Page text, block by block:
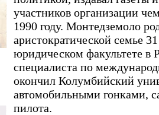
участников организации
1990 году. Монтедземоло
аристократической семье
юридическом факультете в
специалиста по
окончил Колумбийский
автомобильными гонками,
пилота.